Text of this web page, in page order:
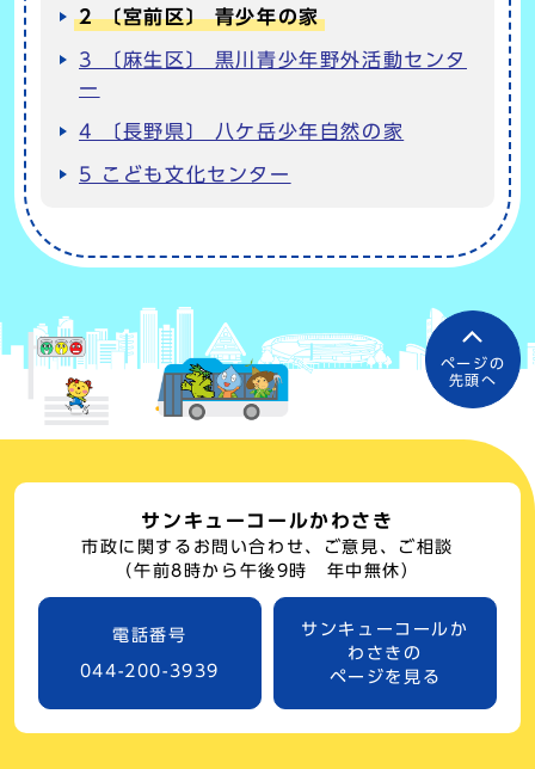
2 〔宮前区〕 青少年の家
3 〔麻生区〕 黒川青少年野外活動センタ
ー
4 〔長野県〕 八ケ岳少年自然の家
5 こども文化センター
ページの
先頭へ
サンキューコールかわさき
市政に関するお問い合わせ、ご意見、ご相談
（午前8時から午後9時 年中無休）
電話番号
044-200-3939
サンキューコールか
わさきの
ページを見る